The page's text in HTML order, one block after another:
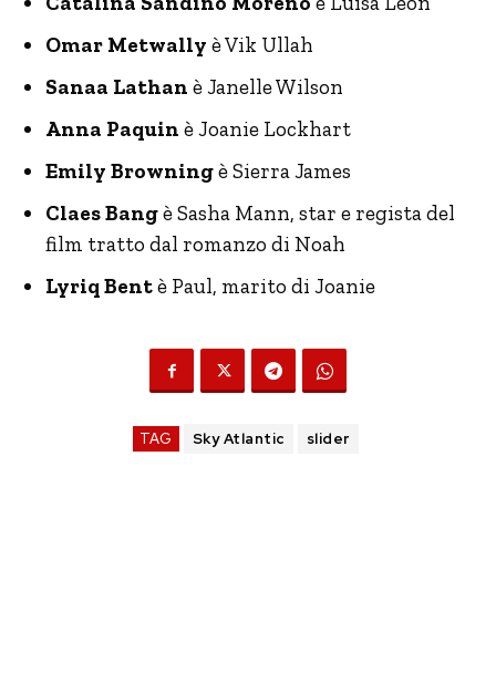
Omar Metwally è Vik Ullah
Sanaa Lathan è Janelle Wilson
Anna Paquin è Joanie Lockhart
Emily Browningè Sierra James
Claes Bangè Sasha Mann, star e regista del
film tratto dal romanzo di Noah
Lyriq Bentè Paul, marito di Joanie
TAG Sky Atlantic slider